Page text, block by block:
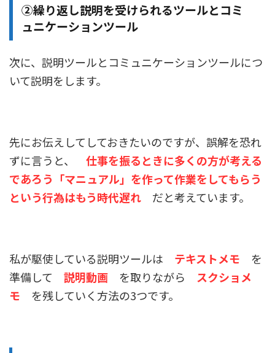
②繰り返し説明を受けられるツールとコミ
ュニケーションツール
次に、説明ツールとコミュニケーションツールにつ
いて説明をします。
先にお伝えしてしておきたいのですが、誤解を恐れ
ずに言うと、 仕事を振るときに多くの方が考える
であろう「マニュアル」を作って作業をしてもらう
という行為はもう時代遅れ だと考えています。
私が駆使している説明ツールは テキストメモ を
準備して 説明動画 を取りながら スクショメ
モ を残していく方法の3つです。